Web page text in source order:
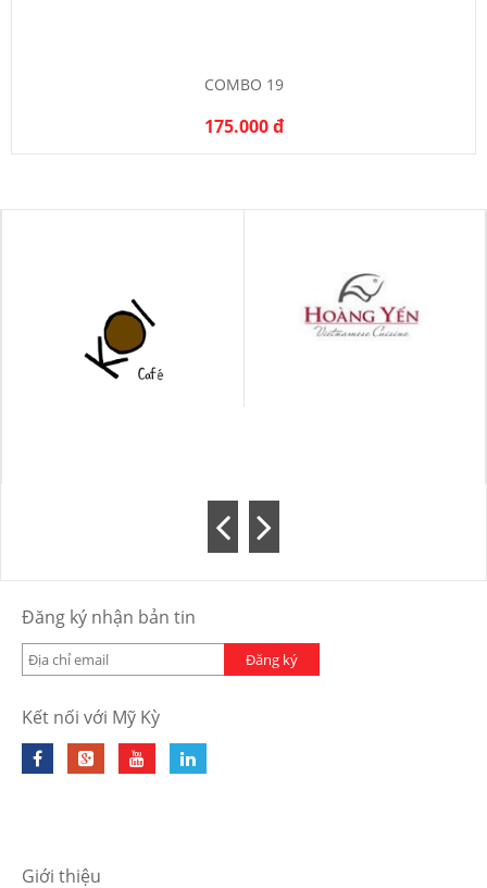
COMBO 19
175.000 đ
Đăng ký nhận bản tin
Đăng ký
Kết nối với Mỹ Kỳ
Giới thiệu